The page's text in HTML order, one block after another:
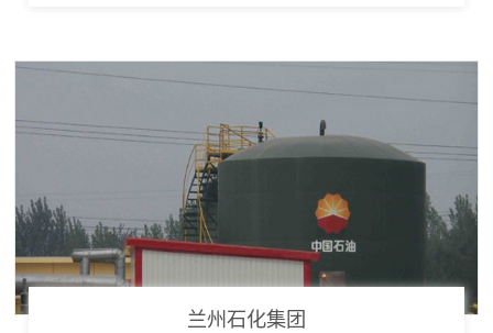
兰州石化集团